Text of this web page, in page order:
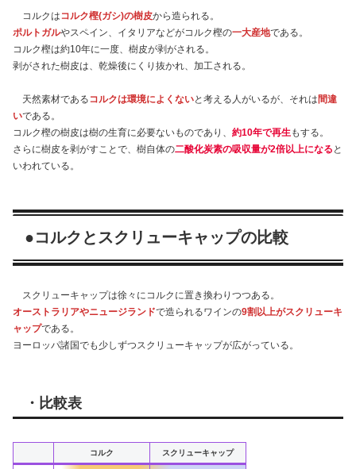
コルクは コルク樫(ガシ)の樹皮から造られる。
ポルトガルやスペイン、イタリアなどがコルク樫の一大産地である。
コルク樫は約10年に一度、樹皮が剥がされる。
剥がされた樹皮は、乾燥後にくり抜かれ、加工される。
天然素材であるコルクは環境によくないと考える人がいるが、それは 間違
いである。
コルク樫の樹皮は樹の生育に必要ないものであり、 約10年で再生もする。
さらに樹皮を剥がすことで、樹自体の二酸化炭素の吸収量が2倍以上になる と
いわれている。
●コルクとスクリューキャップの比較
スクリューキャップは徐々にコルクに置き換わりつつある。
オーストラリアやニュージランドで造られるワインの9割以上がスクリューキ
ャップである。
ヨーロッパ諸国でも少しずつスクリューキャップが広がっている。
・比較表
コルク スクリューキャップ